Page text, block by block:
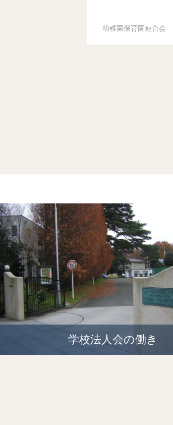
幼稚園保育園連合会
学校法人会の働き